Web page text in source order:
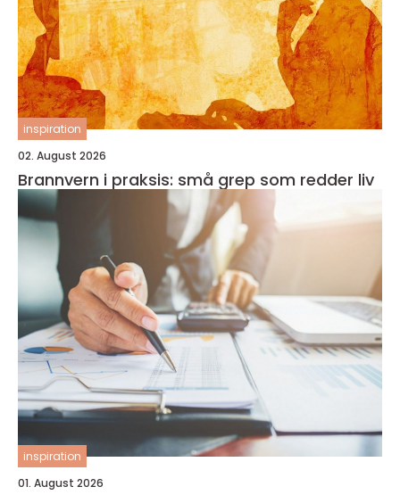
inspiration
02. August 2026
Brannvern i praksis: små grep som redder liv
inspiration
01. August 2026